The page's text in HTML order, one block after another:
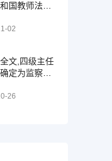
国教师法全
02
文,四级主任
定为监察
26